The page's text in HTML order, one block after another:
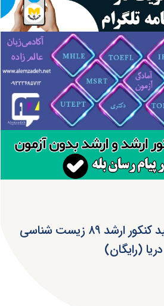
دانلود سوالات و کلید کنکور ارشد ۸۹ زیست شناسی
دریا (رایگان)